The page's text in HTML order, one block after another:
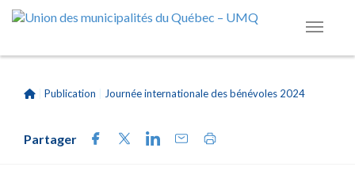
Publication Journée internationale des bénévoles 2024
Partager